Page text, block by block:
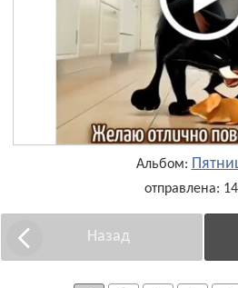
Альбом:
отправлена:
Назад